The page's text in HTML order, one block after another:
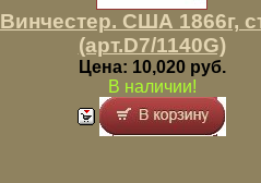
Винчестер. США 1866г,
(арт.D7/1140G)
Цена: 10,020 руб.
В наличии!